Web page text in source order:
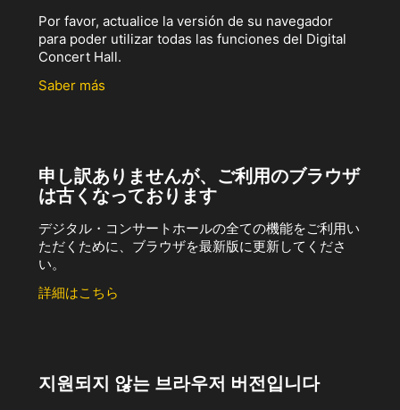
Por favor, actualice la versión de su navegador
para poder utilizar todas las funciones del Digital
Concert Hall.
Saber más
申し訳ありませんが、ご利用のブラウザ
は古くなっております
デジタル・コンサートホールの全ての機能をご利用い
ただくために、ブラウザを最新版に更新してくださ
い。
詳細はこちら
지원되지 않는 브라우저 버전입니다